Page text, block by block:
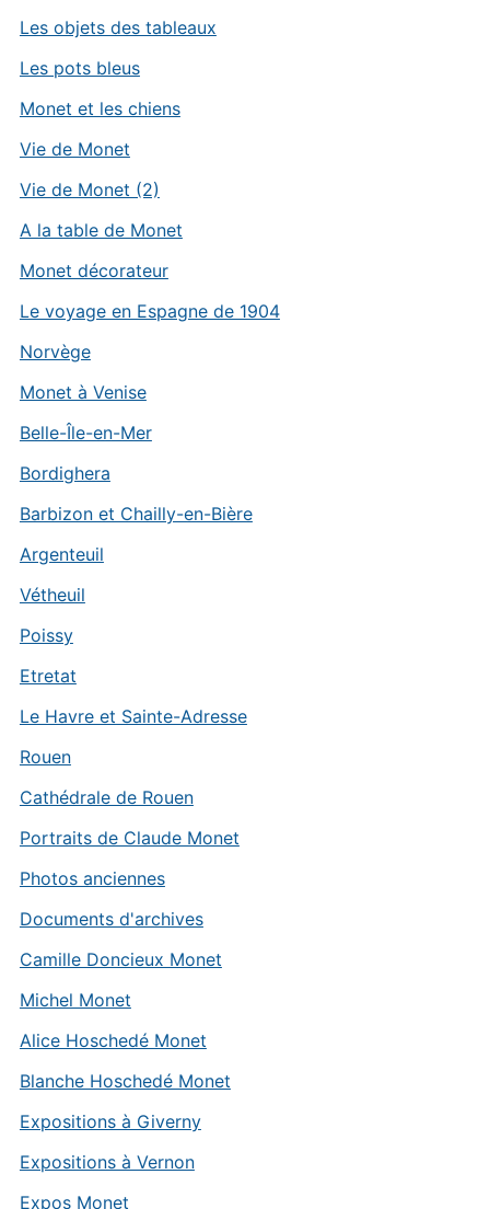
Les objets des tableaux
Les pots bleus
Monet et les chiens
Vie de Monet
Vie de Monet (2)
A la table de Monet
Monet décorateur
Le voyage en Espagne de 1904
Norvège
Monet à Venise
Belle-Île-en-Mer
Bordighera
Barbizon et Chailly-en-Bière
Argenteuil
Vétheuil
Poissy
Etretat
Le Havre et Sainte-Adresse
Rouen
Cathédrale de Rouen
Portraits de Claude Monet
Photos anciennes
Documents d'archives
Camille Doncieux Monet
Michel Monet
Alice Hoschedé Monet
Blanche Hoschedé Monet
Expositions à Giverny
Expositions à Vernon
Expos Monet